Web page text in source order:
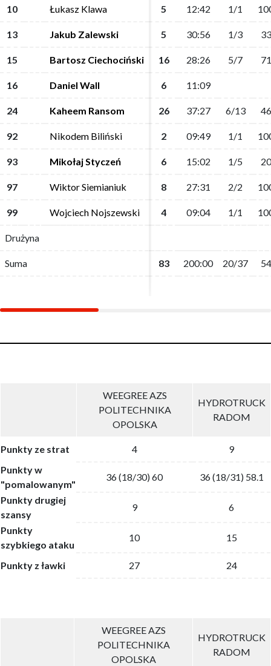
10 Łukasz Klawa 5 12:42 1/1
13 Jakub Zalewski 5 30:56 1/3
15 Bartosz Ciechociński 16 28:26 5/7
16 Daniel Wall 6 11:09
24 Kaheem Ransom 26 37:27 6/13
92 Nikodem Biliński 2 09:49 1/1
93 Mikołaj Styczeń 6 15:02 1/5
97 Wiktor Siemianiuk 8 27:31 2/2
99 Wojciech Nojszewski 4 09:04 1/1
Drużyna
Suma 83 200:00 20/37
10 Łukasz Klawa 5 12:42 1/1
13 Jakub Zalewski 5 30:56 1/3
15 Bartosz Ciechociński 16 28:26 5/7
16 Daniel Wall 6 11:09
24 Kaheem Ransom 26 37:27 6/13
92 Nikodem Biliński 2 09:49 1/1
93 Mikołaj Styczeń 6 15:02 1/5
97 Wiktor Siemianiuk 8 27:31 2/2
99 Wojciech Nojszewski 4 09:04 1/1
Drużyna
Suma 83 200:00 20/37
WEEGREE AZS
POLITECHNIKA
OPOLSKA
HYDROTRUCK
RADOM
Punkty ze strat 4
9
Punkty w
"pomalowanym"
36 (18/30) 60
36 (18/31) 58.1
Punkty drugiej
szansy
9
6
Punkty
szybkiego ataku
10 15
Punkty z ławki 27 24
WEEGREE AZS
POLITECHNIKA
OPOLSKA
HYDROTRUCK
RADOM